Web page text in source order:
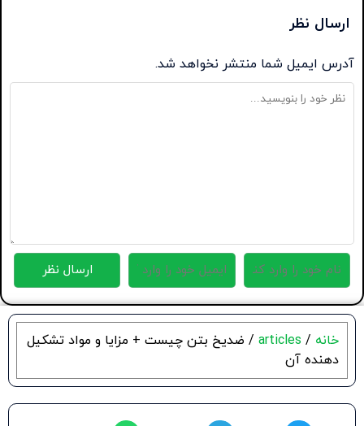
ارسال نظر
آدرس ایمیل شما منتشر نخواهد شد.
خانه /
articles / ضدیخ بتن چیست + مزایا و مواد تشکیل
دهنده آن